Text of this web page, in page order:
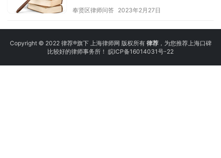
奉贤区律师问答 2023年2月27日
Copyright © 2022 律荐®旗下 上海律师网 版权所有 律荐，为您推荐上海口碑
比较好的律师事务所！ 皖ICP备16014031号-22